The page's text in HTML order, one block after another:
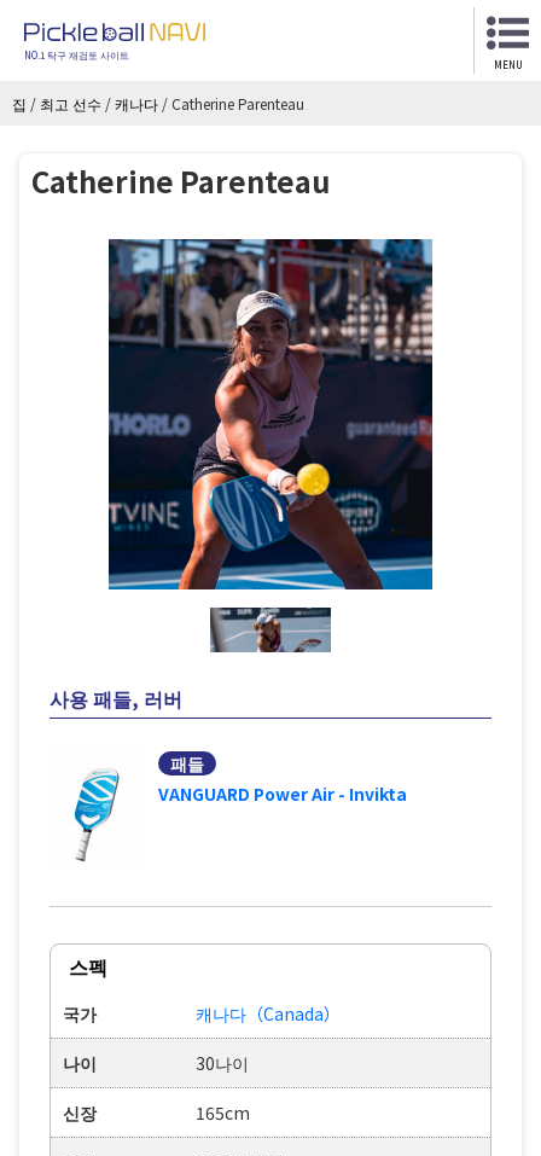
NO.1 탁구 재검토 사이트
MENU
집 / 최고 선수 /캐나다 / Catherine Parenteau
Catherine Parenteau
사용 패들, 러버
패들
VANGUARD Power Air - Invikta
스펙
국가 캐나다（Canada）
나이 30나이
신장 165cm